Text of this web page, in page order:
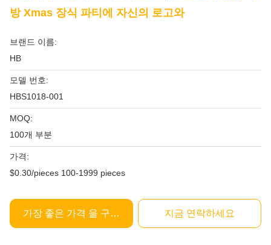
방 Xmas 장식 파티에 자신의 로고와
브랜드 이름:
HB
모델 번호:
HBS1018-001
MOQ:
100개 부분
가격:
$0.30/pieces 100-1999 pieces
가장 좋은 가격 을 구하라 지금 연락하세요